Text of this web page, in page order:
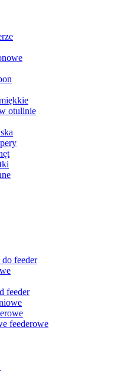
otulinie
feeder
feeder
feederowe